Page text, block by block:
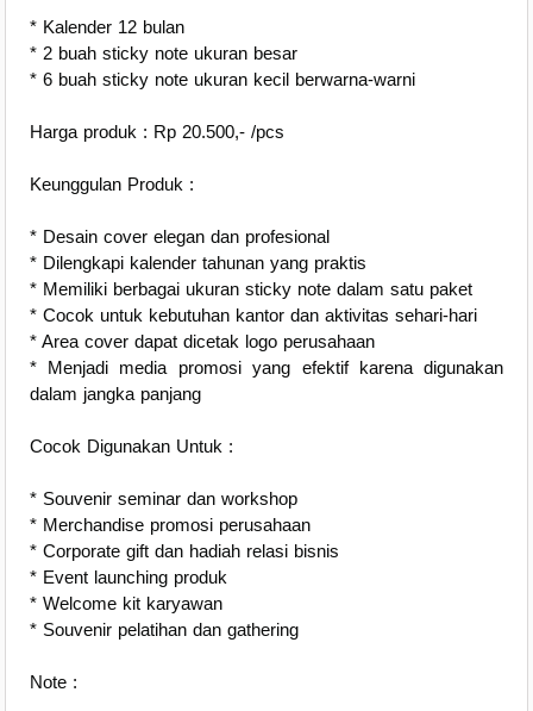
* Kalender 12 bulan
* 2 buah sticky note ukuran besar
* 6 buah sticky note ukuran kecil berwarna-warni
Harga produk : Rp 20.500,- /pcs
Keunggulan Produk :
* Desain cover elegan dan profesional
* Dilengkapi kalender tahunan yang praktis
* Memiliki berbagai ukuran sticky note dalam satu paket
* Cocok untuk kebutuhan kantor dan aktivitas sehari-hari
* Area cover dapat dicetak logo perusahaan
* Menjadi media promosi yang efektif karena digunakan
dalam jangka panjang
Cocok Digunakan Untuk :
* Souvenir seminar dan workshop
* Merchandise promosi perusahaan
* Corporate gift dan hadiah relasi bisnis
* Event launching produk
* Welcome kit karyawan
* Souvenir pelatihan dan gathering
Note :